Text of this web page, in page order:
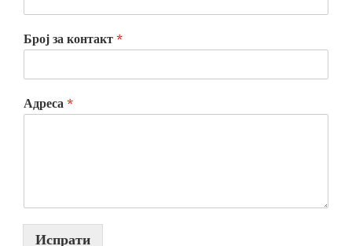
Број за контакт *
Адреса *
Испрати